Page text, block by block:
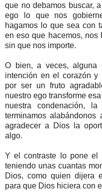
que no debamos buscar,
ego lo que nos
hagamos lo que sea con
en eso que hacemos, nos
sin que nos importe.
O bien, a veces, alguna
intención en el corazón y
por ser un fruto
nuestro ego transforme
nuestra condenación,
terminamos
agradecer a Dios la
algo.
Y el contraste lo pone el
teniendo unas cuantas
Dios, como quien dijera
para que Dios hiciera con